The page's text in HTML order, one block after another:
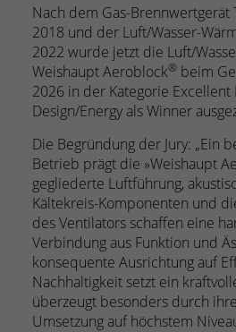
Nach dem Gas-Brennwertgerät
2018 und der Luft/Wasser-
2022 wurde jetzt die Luft/
Weishaupt Aeroblock® beim
2026 in der Kategorie Excellent
Design/Energy als Winner
Die Begründung der Jury: „Ein
Betrieb prägt die »Weishaupt
gegliederte Luftführung,
Kältekreis-Komponenten und
des Ventilators schaffen eine
Verbindung aus Funktion und
konsequente Ausrichtung auf
Nachhaltigkeit setzt ein
überzeugt besonders durch
Umsetzung auf höchstem